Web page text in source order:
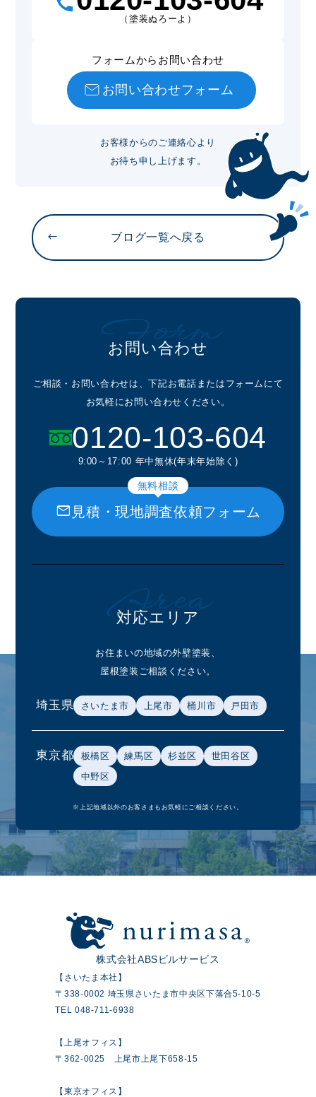
（塗装ぬろーよ）
フォームからお問い合わせ
お問い合わせフォーム
お客様からのご連絡心より
お待ち申し上げます。
ブログ一覧へ戻る
お問い合わせ
Form
ご相談・お問い合わせは、下記お電話またはフォームにて
お気軽にお問い合わせください。
0120-103-604
9:00～17:00 年中無休(年末年始除く)
無料相談
mail 見積・現地調査依頼フォーム
対応エリア
Area
お住まいの地域の外壁塗装、
屋根塗装ご相談ください。
埼玉県 さいたま市 上尾市 桶川市 戸田市
東京都 板橋区 練馬区 杉並区
世田谷区
中野区
※上記地域以外のお客さまもお気軽にご相談ください。
株式会社ABSビルサービス
【さいたま本社】
〒338-0002 埼玉県さいたま市中央区下落合5-10-5
TEL 048-711-6938
【上尾オフィス】
〒362-0025 上尾市上尾下658-15
【東京オフィス】